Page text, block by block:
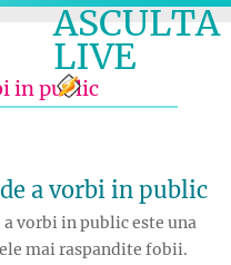
ASCULTA
LIVE
in public
a vorbi in public
a vorbi in public este una
mai raspandite fobii.